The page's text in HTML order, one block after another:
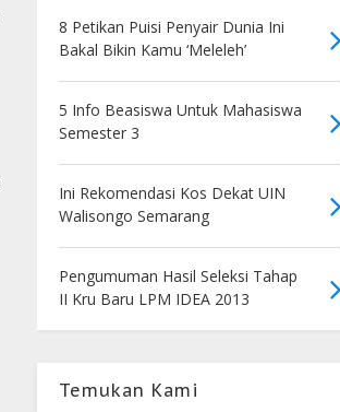
8 Petikan Puisi Penyair Dunia Ini
Bakal Bikin Kamu ‘Meleleh’
5 Info Beasiswa Untuk Mahasiswa
Semester 3
Ini Rekomendasi Kos Dekat UIN
Walisongo Semarang
Pengumuman Hasil Seleksi Tahap
II Kru Baru LPM IDEA 2013
Temukan Kami